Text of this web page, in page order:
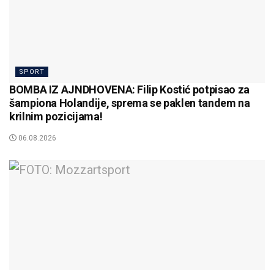
SPORT
BOMBA IZ AJNDHOVENA: Filip Kostić potpisao za
šampiona Holandije, sprema se paklen tandem na
krilnim pozicijama!
06.08.2026